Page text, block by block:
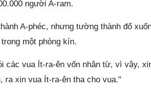
người A-ram.
A-phéc, nhưng tường thành đổ
một phòng kín.
các vua Ít-ra-ên vốn nhân từ, vì vậy,
ra xin vua Ít-ra-ên tha cho vua."